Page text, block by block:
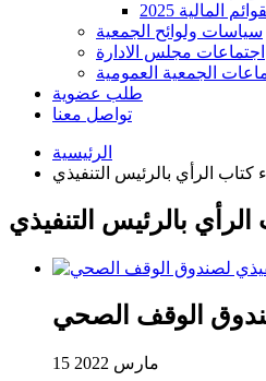
المالية 2025
سياسات ولوائح الجمعية
اجتماعات مجلس الادارة
الجمعية العمومية
طلب عضوية
تواصل معنا
الرئيسية
كتاب الرأي بالرئيس التنفيذي
الرأي بالرئيس التنفيذي
الوقف الصحي
15 مارس 2022